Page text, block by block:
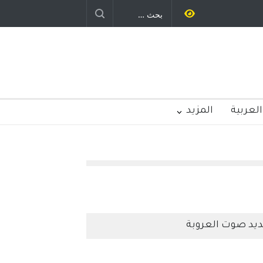
رباح – نيوجرسي – الولايات المتحدة
الامريكية
المزيد
صوت العروبة